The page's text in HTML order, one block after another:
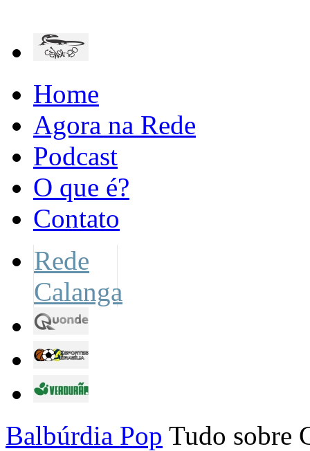
Home
Agora na Rede
Podcast
O que é?
Contato
Rede
Calanga
Balbúrdia Pop Tudo sobre